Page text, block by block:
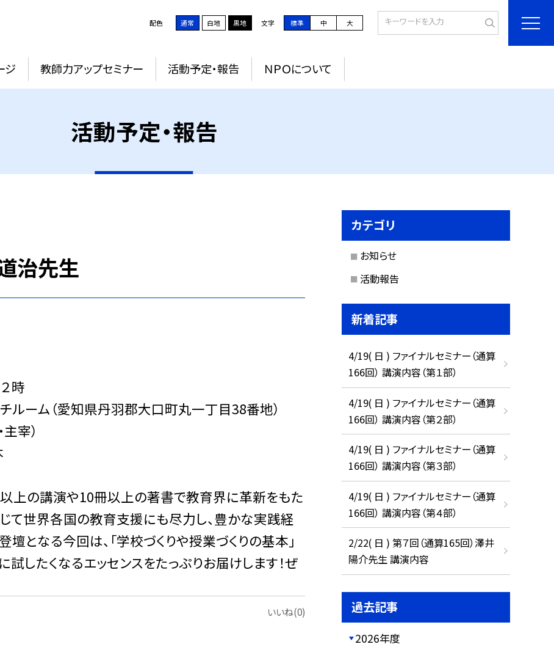
配色 通常 白地 黒地 文字 標準 中 大
ジ 教師力アップセミナー 活動予定・報告 ＮＰＯについて
活動予定・報告
治先生
時
ーム（愛知県丹羽郡大口町丸一丁目38番地）
宰）
以上の講演や10冊以上の著書で教育界に革新をもた
て世界各国の教育支援にも尽力し、豊かな実践経
となる今回は、「学校づくりや授業づくりの基本」
試したくなるエッセンスをたっぷりお届けします！ぜ
いいね(0)
カテゴリ
お知らせ
活動報告
新着記事
4/19( 日 ) ファイナルセミナー（通算
166回） 講演内容（第１部）
4/19( 日 ) ファイナルセミナー（通算
166回） 講演内容（第２部）
4/19( 日 ) ファイナルセミナー（通算
166回） 講演内容（第３部）
4/19( 日 ) ファイナルセミナー（通算
166回） 講演内容（第４部）
2/22( 日 ) 第７回（通算165回）澤井
陽介先生 講演内容
過去記事
2026年度